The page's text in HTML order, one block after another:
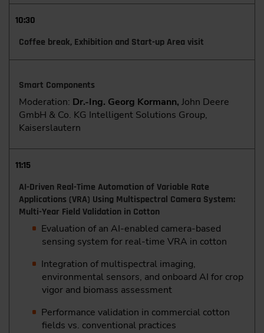
10:30
Coffee break, Exhibition and Start-up Area visit
Smart Components
Moderation: Dr.-Ing. Georg Kormann, John Deere
GmbH & Co. KG Intelligent Solutions Group,
Kaiserslautern
11:15
AI-Driven Real-Time Automation of Variable Rate
Applications (VRA) Using Multispectral Camera System:
Multi-Year Field Validation in Cotton
Evaluation of an AI-enabled camera-based
sensing system for real-time VRA in cotton
Integration of multispectral imaging,
environmental sensors, and onboard AI for crop
vigor and biomass assessment
Performance validation in commercial cotton
fields vs. conventional practices